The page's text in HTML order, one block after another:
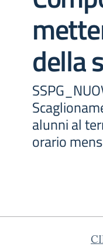
della
alunni al
orario